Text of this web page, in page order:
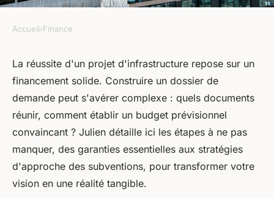
Financement des
infrastructures : comment
monter votre dossier de
demande ?
armand•23 avril 2024•3 min de lecture
Accueil›Finance
La réussite d'un projet d'infrastructure repose sur un
financement solide. Construire un dossier de
demande peut s'avérer complexe : quels documents
réunir, comment établir un budget prévisionnel
convaincant ? Julien détaille ici les étapes à ne pas
manquer, des garanties essentielles aux stratégies
d'approche des subventions, pour transformer votre
vision en une réalité tangible.